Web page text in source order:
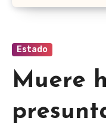
Estado
Muere